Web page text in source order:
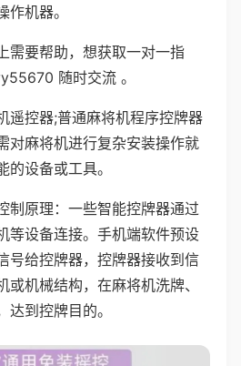
机器。
需要帮助，想获取一对一指
随时交流 。
遥控器;普通麻将机程序控牌器
对麻将机进行复杂安装操作就
设备或工具。
制原理：一些智能控牌器通过
等设备连接。手机端软件预设
号给控牌器，控牌器接收到信
或机械结构，在麻将机洗牌、
到控牌目的。